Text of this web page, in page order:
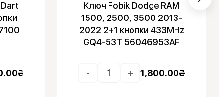
₴
Ключ Fobik Dodge RAM
1500, 2500, 3500 2013-
2022 2+1 кнопки 433MHz
GQ4-53T 56046953AF
- + 1,800.00₴